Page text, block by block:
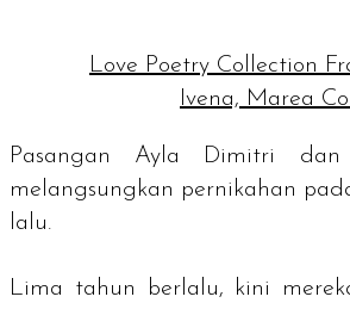
Love Poetry Collection
Ivena, Marea
Pasangan Ayla Dimitri dan
melangsungkan pernikahan
lalu.
Lima tahun berlalu, kini